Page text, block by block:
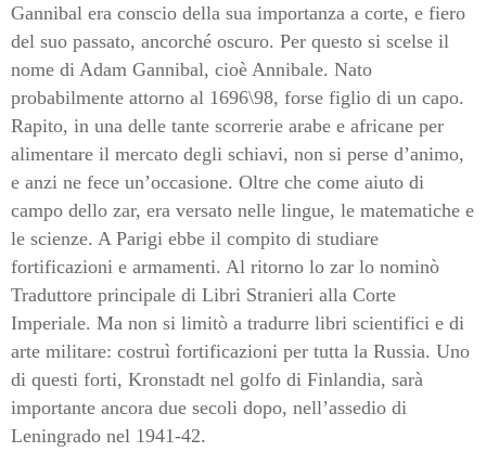
Gannibal era conscio della sua importanza a corte, e fiero
del suo passato, ancorché oscuro. Per questo si scelse il
nome di Adam Gannibal, cioè Annibale. Nato
probabilmente attorno al 1696\98, forse figlio di un capo.
Rapito, in una delle tante scorrerie arabe e africane per
alimentare il mercato degli schiavi, non si perse d’animo,
e anzi ne fece un’occasione. Oltre che come aiuto di
campo dello zar, era versato nelle lingue, le matematiche e
le scienze. A Parigi ebbe il compito di studiare
fortificazioni e armamenti. Al ritorno lo zar lo nominò
Traduttore principale di Libri Stranieri alla Corte
Imperiale. Ma non si limitò a tradurre libri scientifici e di
arte militare: costruì fortificazioni per tutta la Russia. Uno
di questi forti, Kronstadt nel golfo di Finlandia, sarà
importante ancora due secoli dopo, nell’assedio di
Leningrado nel 1941-42.